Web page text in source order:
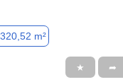
m²
★ ➦